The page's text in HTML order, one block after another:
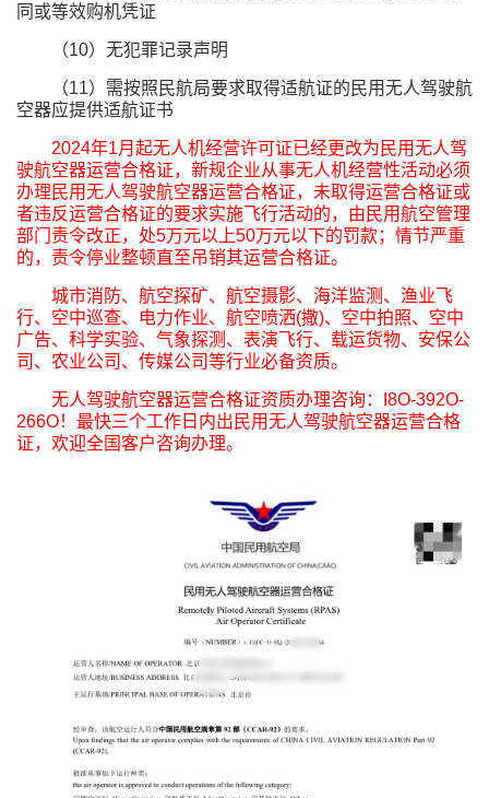
同或等效购机凭证
（10）无犯罪记录声明
（11）需按照民航局要求取得适航证的民用无人驾驶航
空器应提供适航证书
2024年1月起无人机经营许可证已经更改为民用无人驾
驶航空器运营合格证，新规企业从事无人机经营性活动必须
办理民用无人驾驶航空器运营合格证，未取得运营合格证或
者违反运营合格证的要求实施飞行活动的，由民用航空管理
部门责令改正，处5万元以上50万元以下的罚款；情节严重
的，责令停业整顿直至吊销其运营合格证。
城市消防、航空探矿、航空摄影、海洋监测、渔业飞
行、空中巡查、电力作业、航空喷洒(撒)、空中拍照、空中
广告、科学实验、气象探测、表演飞行、载运货物、安保公
司、农业公司、传媒公司等行业必备资质。
无人驾驶航空器运营合格证资质办理咨询：I8O-392O-
266O！最快三个工作日内出民用无人驾驶航空器运营合格
证，欢迎全国客户咨询办理。